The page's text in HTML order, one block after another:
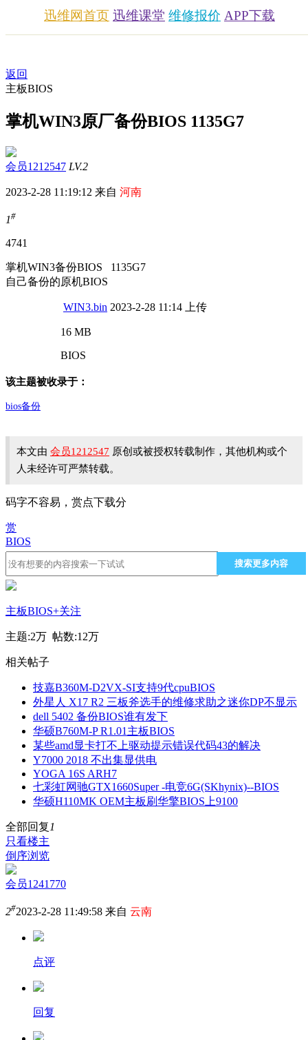
迅维网首页 迅维课堂 维修报价 APP下载
返回
主板BIOS
掌机WIN3原厂备份BIOS 1135G7
会员1212547 LV.2
2023-2-28 11:19:12 来自 河南
1#
4741
掌机WIN3备份BIOS 1135G7
自己备份的原机BIOS
WIN3.bin 2023-2-28 11:14 上传
16 MB
BIOS
该主题被收录于：
bios备份
本文由 会员1212547 原创或被授权转载制作，其他机构或个
人未经许可严禁转载。
码字不容易，赏点下载分
赏
BIOS
搜索更多内容
主板BIOS+关注
主题:2万 帖数:12万
相关帖子
技嘉B360M-D2VX-SI支持9代cpuBIOS
外星人 X17 R2 三板斧选手的维修求助之迷你DP不显示
dell 5402 备份BIOS谁有发下
华硕B760M-P R1.01主板BIOS
某些amd显卡打不上驱动提示错误代码43的解决
Y7000 2018 不出集显供电
YOGA 16S ARH7
七彩虹网驰GTX1660Super -电竞6G(SKhynix)--BIOS
华硕H110MK OEM主板刷华擎BIOS上9100
全部回复 1
只看楼主
倒序浏览
会员1241770
2#2023-2-28 11:49:58 来自 云南
点评
回复